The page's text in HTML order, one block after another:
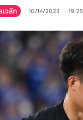
จลีก 10/14/2023 19:25